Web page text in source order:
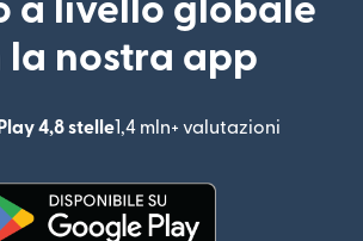
a livello globale
la nostra app
4,8 stelle1,4 mln+ valutazioni